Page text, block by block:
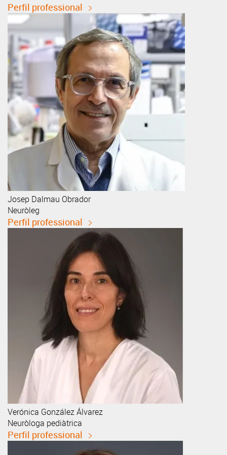
Perfil professional
Josep Dalmau Obrador
Neuròleg
Perfil professional
Verónica González Álvarez
Neuròloga pediàtrica
Perfil professional